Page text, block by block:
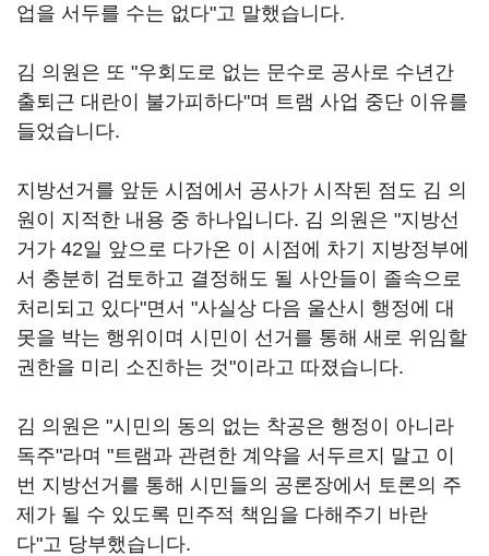
업을 서두를 수는 없다"고 말했습니다.
김 의원은 또 "우회도로 없는 문수로 공사로 수년간
출퇴근 대란이 불가피하다"며 트램 사업 중단 이유를
들었습니다.
지방선거를 앞둔 시점에서 공사가 시작된 점도 김 의
원이 지적한 내용 중 하나입니다. 김 의원은 "지방선
거가 42일 앞으로 다가온 이 시점에 차기 지방정부에
서 충분히 검토하고 결정해도 될 사안들이 졸속으로
처리되고 있다"면서 "사실상 다음 울산시 행정에 대
못을 박는 행위이며 시민이 선거를 통해 새로 위임할
권한을 미리 소진하는 것"이라고 따졌습니다.
김 의원은 "시민의 동의 없는 착공은 행정이 아니라
독주"라며 "트램과 관련한 계약을 서두르지 말고 이
번 지방선거를 통해 시민들의 공론장에서 토론의 주
제가 될 수 있도록 민주적 책임을 다해주기 바란
다"고 당부했습니다.